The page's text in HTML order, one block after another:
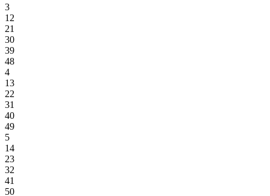
3
12
21
30
39
48
4
13
22
31
40
49
5
14
23
32
41
50